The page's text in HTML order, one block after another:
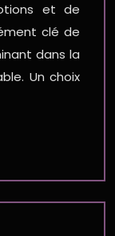
et de
clé de
dans la
Un choix